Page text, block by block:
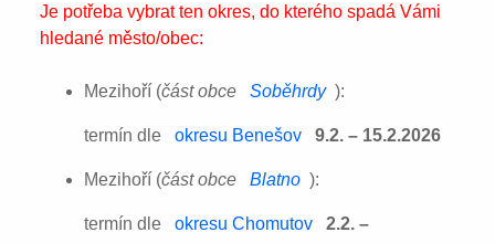
Je potřeba vybrat ten okres, do kterého spadá Vámi
hledané město/obec:
Mezihoří (část obce Soběhrdy ):
termín dle okresu Benešov 9.2. – 15.2.2026
Mezihoří (část obce Blatno ):
termín dle okresu Chomutov
2.2. –